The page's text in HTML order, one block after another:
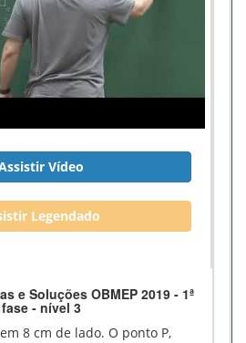
Vídeo
Legendado
e Soluções OBMEP 2019 - 1ª
fase - nível 3
8 cm de lado. O ponto P,